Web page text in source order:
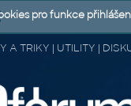
A TRIKY | UTILITY |
pro funkce